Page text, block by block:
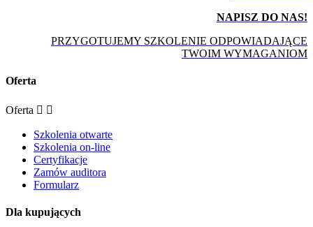
NAPISZ DO NAS!
PRZYGOTUJEMY SZKOLENIE ODPOWIADAJĄCE
TWOIM WYMAGANIOM
Oferta
Oferta  
Szkolenia otwarte
Szkolenia on-line
Certyfikacje
Zamów auditora
Formularz
Dla kupujących